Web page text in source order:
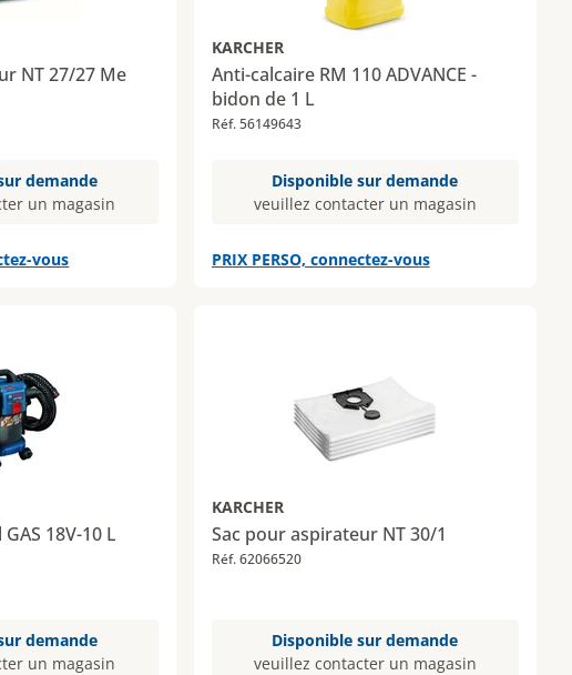
NT 27/27 Me
demande
un magasin
vous
KARCHER
Anti-calcaire RM 110 ADVANCE -
bidon de 1 L
Réf. 56149643
Disponible sur demande
veuillez contacter un magasin
PRIX PERSO, connectez-vous
18V-10 L
demande
un magasin
KARCHER
Sac pour aspirateur NT 30/1
Réf. 62066520
Disponible sur demande
veuillez contacter un magasin